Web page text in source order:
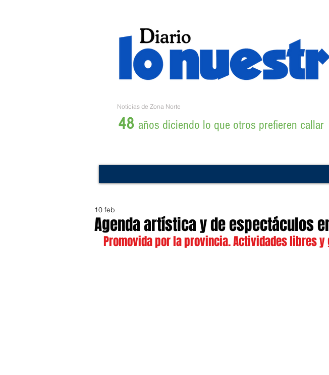
Noticias de Zona Norte
48 años diciendo lo que otros prefieren callar
Agenda artística y de espectáculos
10 feb
Promovida por la provincia. Actividades libres